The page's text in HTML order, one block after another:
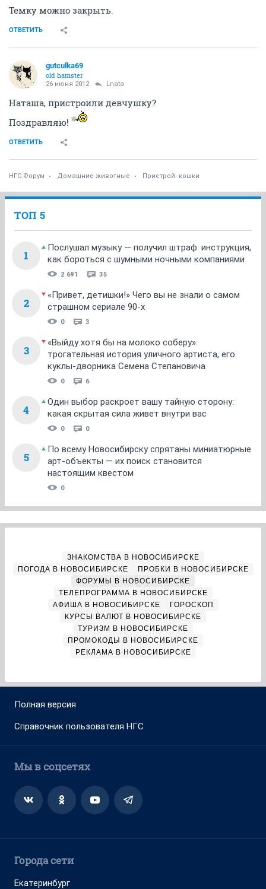
Темку можно закрыть.
ОТВЕТИТЬ
gutculka69
old hamster
26 июня 2012 Lnata
Наташа, пристроили девчушку?
Поздравляю!
ОТВЕТИТЬ
НГС.Форум Домашние животные Пристрой: кошки
ТОП 5
1
Послушал музыку — получил штраф: инструкция,
как бороться с шумными ночными компаниями
2 691 35
2
«Привет, детишки!» Чего вы не знали о самом
страшном сериале 90-х
0 3
3
«Выйду хотя бы на молоко соберу»:
трогательная история уличного артиста, его
куклы-дворника Семена Степановича
0 6
4
Один выбор раскроет вашу тайную сторону:
какая скрытая сила живет внутри вас
0 0
5
По всему Новосибирску спрятаны миниатюрные
арт-объекты — их поиск становится
настоящим квестом
0
ЗНАКОМСТВА В НОВОСИБИРСКЕ
ПОГОДА В НОВОСИБИРСКЕ
ПРОБКИ В НОВОСИБИРСКЕ
ФОРУМЫ В НОВОСИБИРСКЕ
ТЕЛЕПРОГРАММА В НОВОСИБИРСКЕ
АФИША В НОВОСИБИРСКЕ
ГОРОСКОП
КУРСЫ ВАЛЮТ В НОВОСИБИРСКЕ
ТУРИЗМ В НОВОСИБИРСКЕ
ПРОМОКОДЫ В НОВОСИБИРСКЕ
РЕКЛАМА В НОВОСИБИРСКЕ
Полная версия
Справочник пользователя НГС
Мы в соцсетях
Города сети
Екатеринбург